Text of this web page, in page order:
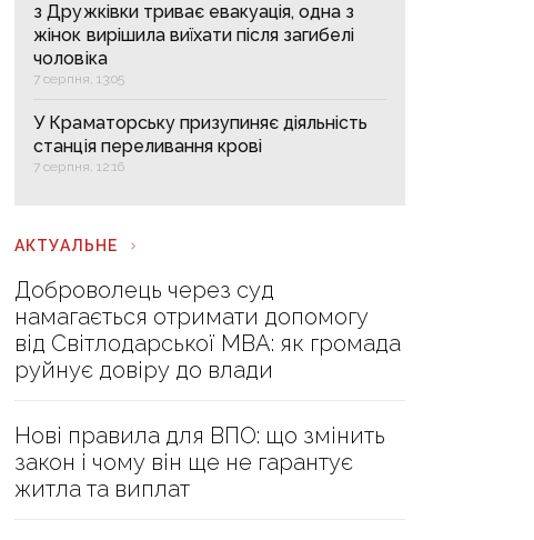
з Дружківки триває евакуація, одна з
жінок вирішила виїхати після загибелі
чоловіка
7 серпня, 13:05
У Краматорську призупиняє діяльність
станція переливання крові
7 серпня, 12:16
АКТУАЛЬНЕ
Доброволець через суд
намагається отримати допомогу
від Світлодарської МВА: як громада
руйнує довіру до влади
Нові правила для ВПО: що змінить
закон і чому він ще не гарантує
житла та виплат